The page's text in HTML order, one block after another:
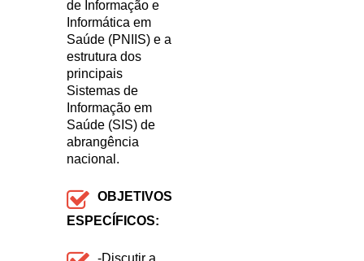
de Informação e
Informática em
Saúde (PNIIS) e a
estrutura dos
principais
Sistemas de
Informação em
Saúde (SIS) de
abrangência
nacional.
OBJETIVOS
ESPECÍFICOS:
-Discutir a